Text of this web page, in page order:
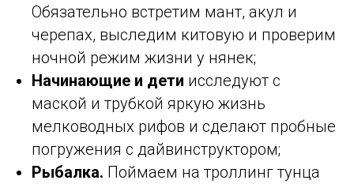
Обязательно встретим мант, акул и
черепах, выследим китовую и проверим
ночной режим жизни у нянек;
Начинающие и дети исследуют с
маской и трубкой яркую жизнь
мелководных рифов и сделают пробные
погружения с дайвинструктором;
Рыбалка. Поймаем на троллинг тунца